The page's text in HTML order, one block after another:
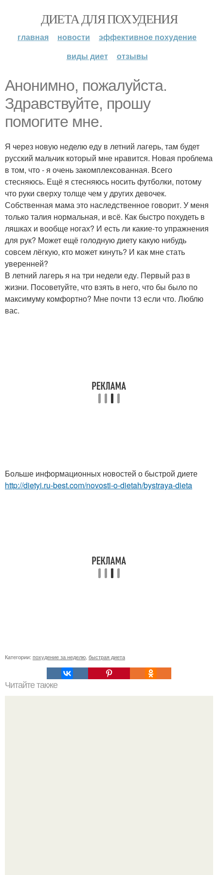
ДИЕТА ДЛЯ ПОХУДЕНИЯ
главная новости
эффективное похудение
виды диет
отзывы
Анонимно, пожалуйста.
Здравствуйте, прошу
помогите мне.
Я через новую неделю еду в летний лагерь, там будет
русский мальчик который мне нравится. Новая проблема
в том, что - я очень закомплексованная. Всего
стесняюсь. Ещё я стесняюсь носить футболки, потому
что руки сверху толще чем у других девочек.
Собственная мама это наследственное говорит. У меня
только талия нормальная, и всё. Как быстро похудеть в
ляшках и вообще ногах? И есть ли какие-то упражнения
для рук? Может ещё голодную диету какую нибудь
совсем лёгкую, кто может кинуть? И как мне стать
уверенней?
В летний лагерь я на три недели еду. Первый раз в
жизни. Посоветуйте, что взять в него, что бы было по
максимуму комфортно? Мне почти 13 если что. Люблю
вас.
Больше информационных новостей о быстрой диете
http://dietyi.ru-best.com/novosti-o-dietah/bystraya-dieta
Категории: похудение за неделю быстрая диета
Читайте также